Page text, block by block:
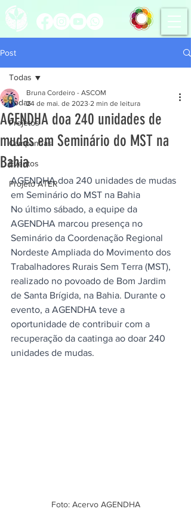
Post
Todas
Projetos
Campanhas
Eventos
Projeto ATER
Todas
AGENDHA doa 240 unidades de
mudas em Seminário do MST na
Bahia
Bruna Cordeiro - ASCOM
24 de mai. de 2023 2 min de leitura
AGENDHA doa 240 unidades de mudas
em Seminário do MST na Bahia
No último sábado, a equipe da
AGENDHA marcou presença no
Seminário da Coordenação Regional
Nordeste Ampliada do Movimento dos
Trabalhadores Rurais Sem Terra (MST),
realizado no povoado de Bom Jardim
de Santa Brígida, na Bahia. Durante o
evento, a AGENDHA teve a
oportunidade de contribuir com a
recuperação da caatinga ao doar 240
unidades de mudas.
Foto: Acervo AGENDHA